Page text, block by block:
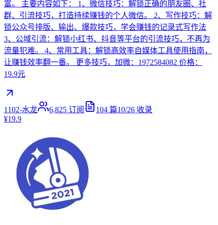
富。 主要内容如下： 1、微信技巧：解锁正确的朋友圈、社
群、引流技巧，打造持续赚钱的个人微信。 2、写作技巧：解
锁公众号排版、输出、爆款技巧，学会赚钱的记录式写作法
3、公域引流：解锁小红书、抖音等平台的引流技巧，不再为
流量犯难。 4、常用工具：解锁高效率自媒体工具使用指南，
让赚钱效率翻一番。 更多技巧，加微：1972584082 价格：
19.9元
1102-水龙 6,825 订阅 104 篇10/26 收录
¥19.9